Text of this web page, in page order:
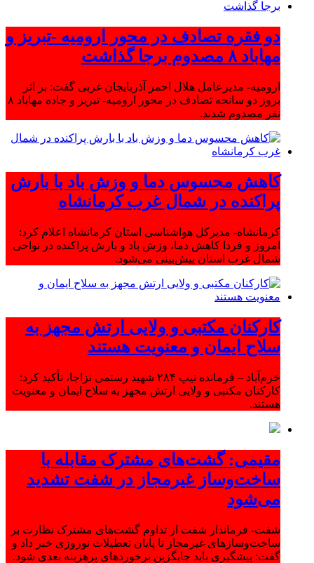
دو فقره تصادف در محور ارومیه -تبریز و
مهاباد ۸ مصدوم برجا گذاشت
ارومیه- مدیرعامل هلال احمر آذربایجان غربی گفت: بر اثر
بروز دو سانحه تصادف در محور ارومیه- تبریز و جاده مهاباد ۸
نفر مصدوم شدند.
کاهش محسوس دما و وزش باد با بارش
پراکنده در شمال غرب کرمانشاه
کرمانشاه- مدیرکل هواشناسی استان کرمانشاه اعلام کرد:
امروز و فردا کاهش دما، وزش باد و بارش پراکنده در نواحی
شمال غرب استان پیش‌بینی می‌شود.
کارکنان مکتبی و ولایی ارتش مجهز به
سلاح ایمان و معنویت هستند
خرم‌آباد – فرمانده تیپ ۲۸۴ شهید رستمی نزاجا، تأکید کرد:
کارکنان مکتبی و ولایی ارتش مجهز به سلاح ایمان و معنویت
هستند.
مقیمی: گشت‌های مشترک مقابله با
ساخت‌وساز غیرمجاز در شفت تشدید
می‌شود
شفت- فرماندار شفت از تداوم گشت‌های مشترک نظارت بر
ساخت‌وسازهای غیرمجاز تا پایان تعطیلات نوروزی خبر داد و
گفت: پیشگیری باید جایگزین برخوردهای پرهزینه بعدی شود.